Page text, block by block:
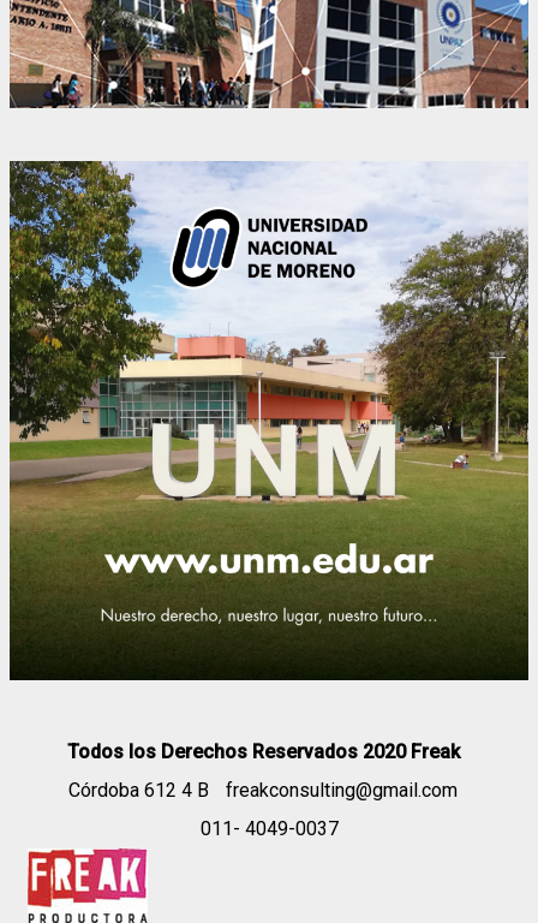
Todos los Derechos Reservados 2020 Freak
Córdoba 612 4 B
freakconsulting@gmail.com
011- 4049-0037